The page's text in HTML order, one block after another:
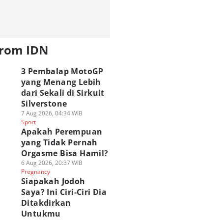
IDN
3 Pembalap MotoGP
yang Menang Lebih
dari Sekali di Sirkuit
Silverstone
7 Aug 2026, 04:34 WIB
Sport
Apakah Perempuan
yang Tidak Pernah
Orgasme Bisa Hamil?
6 Aug 2026, 20:37 WIB
Pregnancy
Siapakah Jodoh
Saya? Ini Ciri-Ciri Dia
Ditakdirkan
Untukmu